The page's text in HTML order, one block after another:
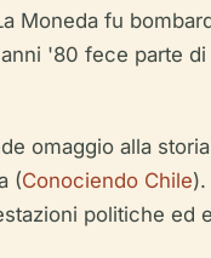
Moneda fu
'80 fece parte
omaggio alla
(Conociendo Chile
politiche ed